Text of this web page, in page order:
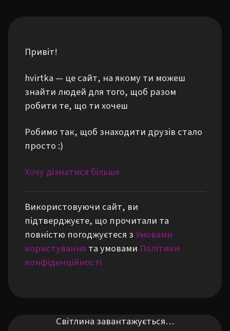
Привіт!
hvirtka — це сайт, на якому ти можеш
знайти людей для того, щоб разом
робити те, що ти хочеш
Робимо так, щоб знаходити друзів стало
просто :)
Хочу дізнатися більше
Використовуючи сайт, ви
підтверджуєте, що прочитали та
повністю погоджуєтеся зУмовами
користування та умовами Політики
конфіденційності
Світлина завантажується…